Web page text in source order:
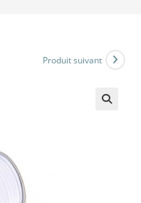
Produit suivant